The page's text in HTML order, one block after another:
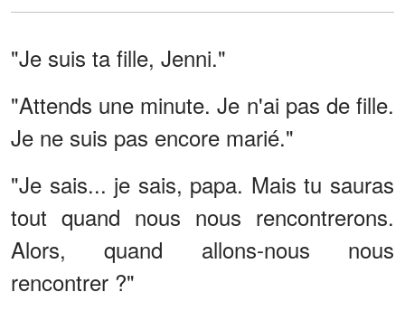
"Je suis ta fille, Jenni."
"Attends une minute. Je n'ai pas de fille.
Je ne suis pas encore marié."
"Je sais... je sais, papa. Mais tu sauras
tout quand nous nous rencontrerons.
Alors, quand allons-nous nous
rencontrer ?"